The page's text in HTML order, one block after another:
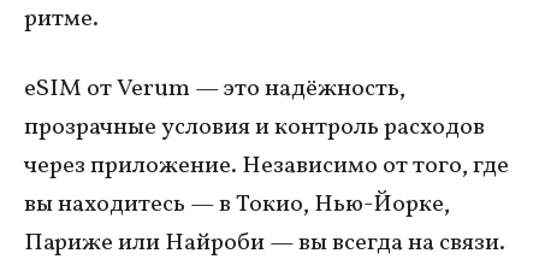
ритме.
eSIM от Verum — это надёжность,
прозрачные условия и контроль расходов
через приложение. Независимо от того, где
вы находитесь — в Токио, Нью-Йорке,
Париже или Найроби — вы всегда на связи.